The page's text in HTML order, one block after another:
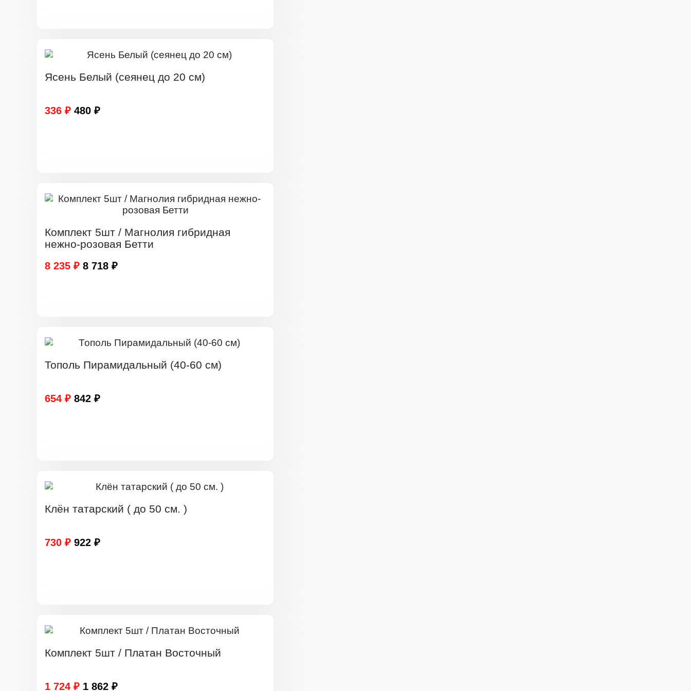
Ясень Белый (сеянец до 20 см)
336 ₽ 480 ₽
Комплект 5шт / Магнолия гибридная
нежно-розовая Бетти
8 235 ₽ 8 718 ₽
Тополь Пирамидальный (40-60 см)
654 ₽ 842 ₽
Клён татарский ( до 50 см. )
730 ₽ 922 ₽
Комплект 5шт / Платан Восточный
1 724 ₽ 1 862 ₽